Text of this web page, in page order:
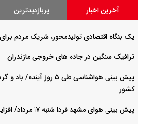
آخرین اخبار پربازدیدترین
یک بنگاه اقتصادی تولیدمحور، شریک مردم
ترافیک سنگین در جاده های خروجی مازندران
پیش بینی هواشناسی طی ۵
کشور
پیش بینی هوای مشهد فردا شنبه ۱۷ مرداد/ افزایش دما از روز سه شنبه